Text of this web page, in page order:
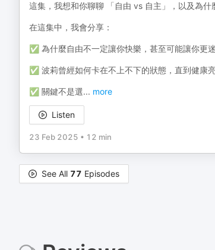
這集，我想和你聊聊 「自由 vs 自主」，以及為什
在這集中，我會分享：
✅ 為什麼自由不一定讓你快樂，甚至可能讓你更
✅ 波莉曾經如何卡在不上不下的狀態，直到健康
✅ 關鍵不是選... more
Listen
23 Feb 2025 • 12 min
See All 77 Episodes